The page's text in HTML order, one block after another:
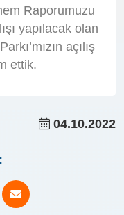
Raporumuzu
yapılacak olan
açılış
ettik.
04.10.2022